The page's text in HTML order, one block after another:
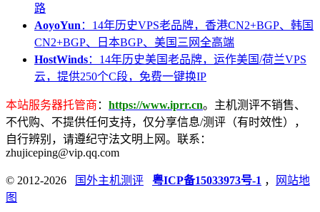
路
AoyoYun ：14年历史VPS老品牌，香港CN2+BGP、韩国
CN2+BGP、日本BGP、美国三网全高端
HostWinds：14年历史美国老品牌，运作美国/荷兰VPS
云，提供250个C段，免费一键换IP
本站服务器托管商 ： https://www.iprr.cn。主机测评不销售、
不代购、不提供任何支持，仅分享信息/测评（有时效性），
自行辨别，请遵纪守法文明上网。联系：
zhujiceping@vip.qq.com
© 2012-2026 国外主机测评 粤ICP备15033973号-1 ，
网站地
图